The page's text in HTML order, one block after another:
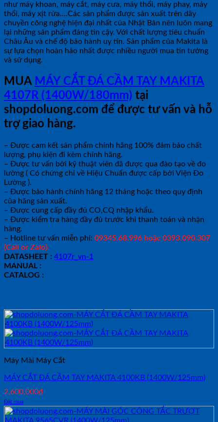
như máy khoan, máy cắt, máy cưa, máy thổi, máy phay, máy
thổi, máy xịt rửa….Các sản phẩm được sản xuất trên dây
chuyền công nghệ hiện đại nhất của Nhật Bản nên luôn mang
lại những sản phẩm đáng tin cậy. Với chất lượng tiêu chuẩn
Châu Âu và chế độ bảo hành uy tín. Sản phẩm của Makita là
sự lựa chọn hoàn hảo nhất được nhiều người mua tin tưởng
và sử dụng.
MUA MÁY CẮT ĐÁ CẦM TAY MAKITA
4107R (1400W/180mm) tại
shopdoluong.com để được tư vấn và hỗ
trợ giao hàng.
– Được cam kết sản phẩm chính hãng 100% đảm bảo chất
lượng, phụ kiện đi kèm chính hãng.
– Được tư vấn bởi kỹ thuật viên đã được qua đào tạo về đo
lường ( Có chứng chỉ về Hiệu Chuẩn được cấp bởi Viện Đo
Lường ).
– Được bảo hành chính hãng 12 tháng hoặc theo quy định
của hãng sản xuất.
– Được cung cấp đầy đủ CO,CQ nhập khẩu.
– Được kiểm tra hàng đầy đủ trước khi thanh toán và nhận
hàng.
– Hotline tư vấn miễn phí: 09345.68.996 hoặc 0393.090.307
(Call or Zalo).
DATASHEET : 4107r_vn-1
MANUAL :
CATALOG :
Máy Mài Máy Cắt
MÁY CẮT ĐÁ CẦM TAY MAKITA 4100KB (1400W/125mm)
2,600,000₫
Đặt mua